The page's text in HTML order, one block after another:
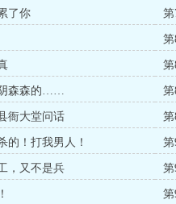
了你
森森的……
衙大堂问话 第
的！打我男人！
，又不是兵
第